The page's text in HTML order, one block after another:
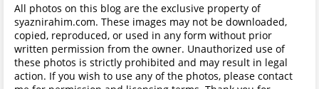
All photos on this blog are the exclusive property of
syaznirahim.com. These images may not be downloaded,
copied, reproduced, or used in any form without prior
written permission from the owner. Unauthorized use of
these photos is strictly prohibited and may result in legal
action. If you wish to use any of the photos, please contact